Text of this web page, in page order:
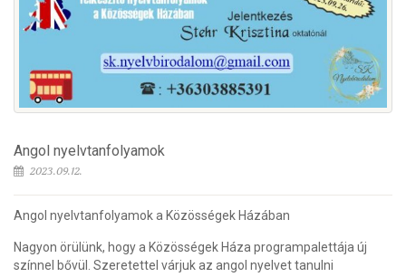
Angol nyelvtanfolyamok
2023.09.12.
Angol nyelvtanfolyamok a Közösségek Házában
Nagyon örülünk, hogy a Közösségek Háza programpalettája új
színnel bővül. Szeretettel várjuk az angol nyelvet tanulni